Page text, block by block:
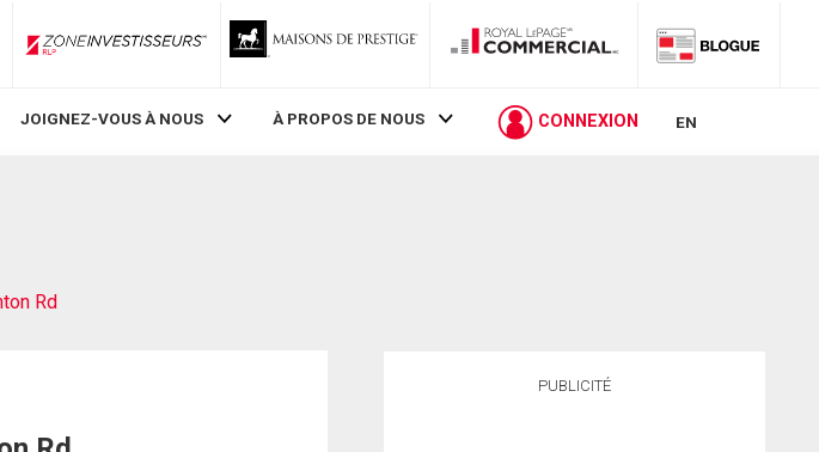
ZoneInvestisseurs RLP
JOIGNEZ-VOUS À NOUS À PROPOS DE NOUS CONNEXION EN
Rd
PUBLICITÉ